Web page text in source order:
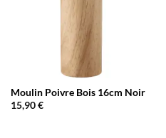
Moulin Poivre Bois 16cm Noir
15,90€